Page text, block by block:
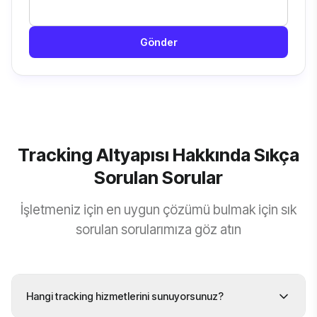
Gönder
Tracking Altyapısı Hakkında Sıkça
Sorulan Sorular
İşletmeniz için en uygun çözümü bulmak için sık
sorulan sorularımıza göz atın
Hangi tracking hizmetlerini sunuyorsunuz?